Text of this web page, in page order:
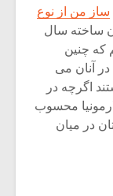
ساز من از نوع
ساخته سال
که چنین
در آنان می
اگرچه در
محسوب
در میان